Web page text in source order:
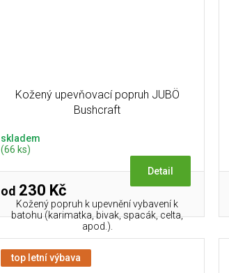
Kožený upevňovací popruh JUBÖ
Bushcraft
skladem
(66 ks)
od 230 Kč
Detail
Kožený popruh k upevnění vybavení k
batohu (karimatka, bivak, spacák, celta,
apod.).
top letní výbava